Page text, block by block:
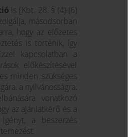
is [Kbt. 28. § (4)-(6)
másodsorban
hogy az előzetes
is történik, így
kapcsolatban a
előkészítésével
minden szükséges
a nyilvánosságra,
vonatkozó
az ajánlatkérő és a
a beszerzés